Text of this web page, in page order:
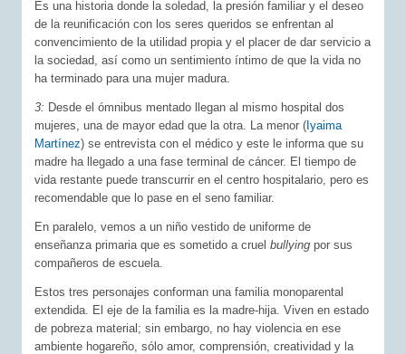
Es una historia donde la soledad, la presión familiar y el deseo
de la reunificación con los seres queridos se enfrentan al
convencimiento de la utilidad propia y el placer de dar servicio a
la sociedad, así como un sentimiento íntimo de que la vida no
ha terminado para una mujer madura.
3: Desde el ómnibus mentado llegan al mismo hospital dos
mujeres, una de mayor edad que la otra. La menor ( Iyaima
Martínez) se entrevista con el médico y este le informa que su
madre ha llegado a una fase terminal de cáncer. El tiempo de
vida restante puede transcurrir en el centro hospitalario, pero es
recomendable que lo pase en el seno familiar.
En paralelo, vemos a un niño vestido de uniforme de
enseñanza primaria que es sometido a cruelbullying por sus
compañeros de escuela.
Estos tres personajes conforman una familia monoparental
extendida. El eje de la familia es la madre-hija. Viven en estado
de pobreza material; sin embargo, no hay violencia en ese
ambiente hogareño, sólo amor, comprensión, creatividad y la